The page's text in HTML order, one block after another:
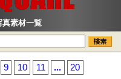
真素材一覧
9 10 11 ... 20